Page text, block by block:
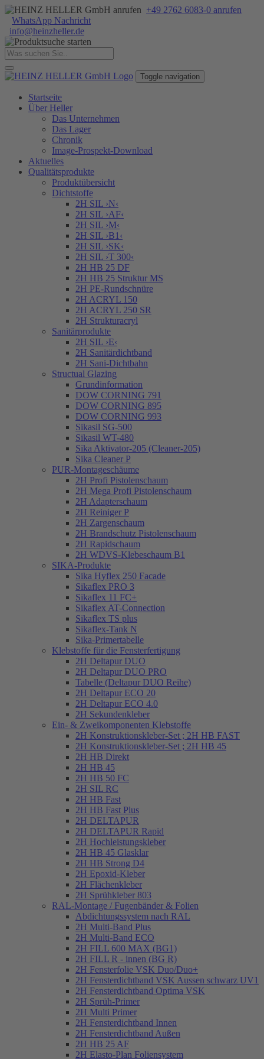
+49 2762 6083-0 anrufen
WhatsApp Nachricht
info@heinzheller.de
Toggle navigation
Startseite
Über Heller
Das Unternehmen
Das Lager
Chronik
Image-Prospekt-Download
Aktuelles
Qualitätsprodukte
Produktübersicht
Dichtstoffe
2H SIL ›N‹
2H SIL ›AF‹
2H SIL ›M‹
2H SIL ›B1‹
2H SIL ›SK‹
2H SIL ›T 300‹
2H HB 25 DF
2H HB 25 Struktur MS
2H PE-Rundschnüre
2H ACRYL 150
2H ACRYL 250 SR
2H Strukturacryl
Sanitärprodukte
2H SIL ›E‹
2H Sanitärdichtband
2H Sani-Dichtbahn
Structual Glazing
Grundinformation
DOW CORNING 791
DOW CORNING 895
DOW CORNING 993
Sikasil SG-500
Sikasil WT-480
Sika Aktivator-205 (Cleaner-205)
Sika Cleaner P
PUR-Montageschäume
2H Profi Pistolenschaum
2H Mega Profi Pistolenschaum
2H Adapterschaum
2H Reiniger P
2H Zargenschaum
2H Brandschutz Pistolenschaum
2H Rapidschaum
2H WDVS-Klebeschaum B1
SIKA-Produkte
Sika Hyflex 250 Facade
Sikaflex PRO 3
Sikaflex 11 FC+
Sikaflex AT-Connection
Sikaflex TS plus
Sikaflex-Tank N
Sika-Primertabelle
Klebstoffe für die Fensterfertigung
2H Deltapur DUO
2H Deltapur DUO PRO
Tabelle (Deltapur DUO Reihe)
2H Deltapur ECO 20
2H Deltapur ECO 4.0
2H Sekundenkleber
Ein- & Zweikomponenten Klebstoffe
2H Konstruktionskleber-Set ; 2H HB FAST
2H Konstruktionskleber-Set ; 2H HB 45
2H HB Direkt
2H HB 45
2H HB 50 FC
2H SIL RC
2H HB Fast
2H HB Fast Plus
2H DELTAPUR
2H DELTAPUR Rapid
2H Hochleistungskleber
2H HB 45 Glasklar
2H HB Strong D4
2H Epoxid-Kleber
2H Flächenkleber
2H Sprühkleber 803
RAL-Montage / Fugenbänder & Folien
Abdichtungssystem nach RAL
2H Multi-Band Plus
2H Multi-Band ECO
2H FILL 600 MAX (BG1)
2H FILL R - innen (BG R)
2H Fensterfolie VSK Duo/Duo+
2H Fensterdichtband VSK Aussen schwarz UV1
2H Fensterdichtband Optima VSK
2H Sprüh-Primer
2H Multi Primer
2H Fensterdichtband Innen
2H Fensterdichtband Außen
2H HB 25 AF
2H Elasto-Plan Foliensystem